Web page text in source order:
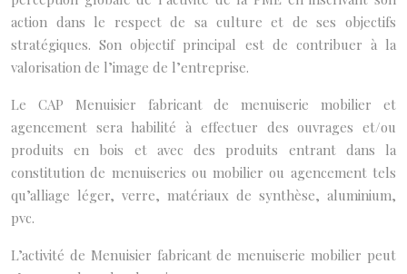
action dans le respect de sa culture et de ses objectifs
stratégiques. Son objectif principal est de contribuer à la
valorisation de l’image de l’entreprise.
Le CAP Menuisier fabricant de menuiserie mobilier et
agencement sera habilité à effectuer des ouvrages et/ou
produits en bois et avec des produits entrant dans la
constitution de menuiseries ou mobilier ou agencement tels
qu’alliage léger, verre, matériaux de synthèse, aluminium,
pvc.
L’activité de Menuisier fabricant de menuiserie mobilier peut